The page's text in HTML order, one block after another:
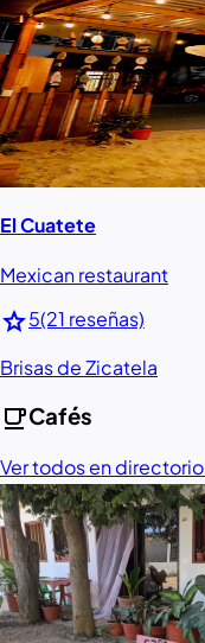
El Cuatete
Mexican restaurant
star5(21 reseñas)
Brisas de Zicatela
local_cafeCafés
Ver todos en directorio